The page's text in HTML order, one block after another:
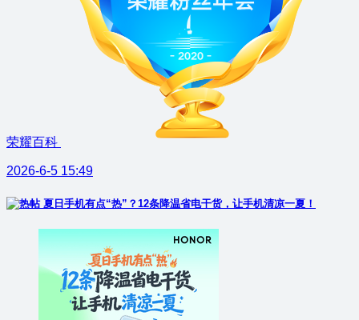
荣耀百科
2026-6-5 15:49
夏日手机有点“热”？12条降温省电干货，让手机清凉一夏！